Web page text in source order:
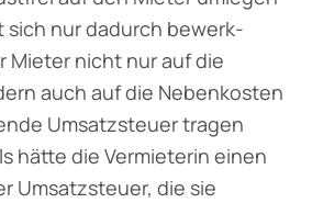
sich nur dadurch bewerk­
Mieter nicht nur auf die
auch auf die Nebenkosten
Umsatzsteuer tragen
hätte die Vermieterin einen
Umsatzsteuer, die sie